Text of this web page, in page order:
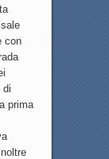
con
di
prima